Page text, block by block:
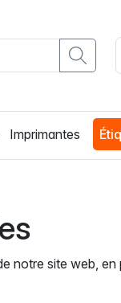
Imprimantes
notre site web,